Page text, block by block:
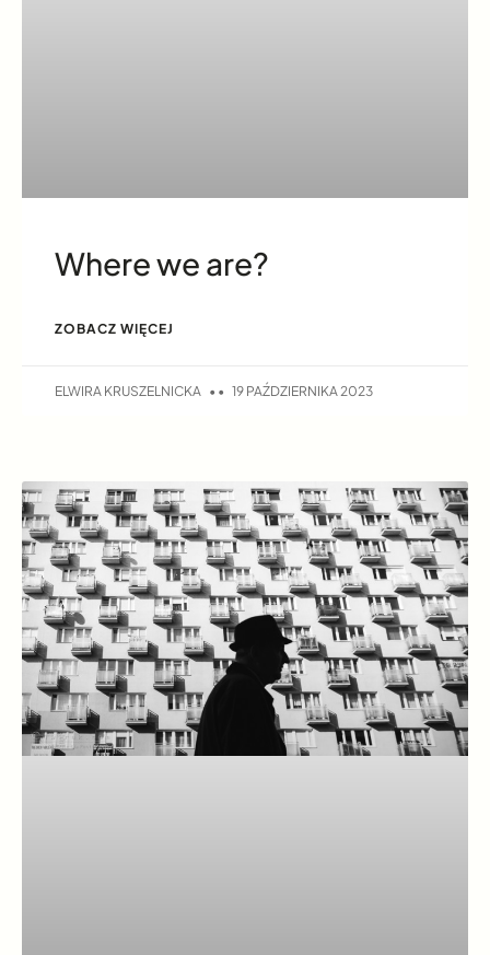
Where we are?
ZOBACZ WIĘCEJ
ELWIRA KRUSZELNICKA 19 PAŹDZIERNIKA 2023